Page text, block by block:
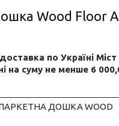
Wood Floor
по Україні
на суму не менше 6
ДОШКА WOOD